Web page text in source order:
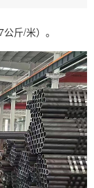
公斤/米）。